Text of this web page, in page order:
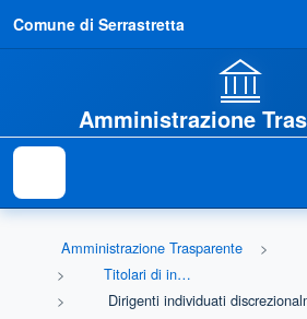
Comune di Serrastretta
Amministrazione
Amministrazione Trasparente
Titolari di incarichi dirigenziali (dirigenti non generali)
Dirigenti individuati